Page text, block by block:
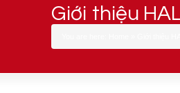
Giới thiệu